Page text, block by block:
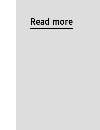
Read more